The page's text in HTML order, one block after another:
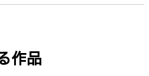
作品